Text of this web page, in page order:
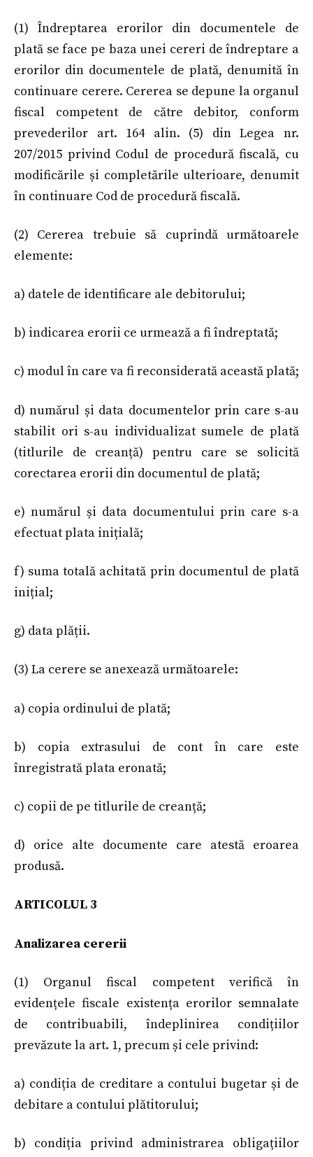
(1) Îndreptarea erorilor din documentele de
plată se face pe baza unei cereri de îndreptare a
erorilor din documentele de plată, denumită în
continuare cerere. Cererea se depune la organul
fiscal competent de către debitor, conform
prevederilor art. 164 alin. (5) din Legea nr.
207/2015 privind Codul de procedură fiscală, cu
modificările și completările ulterioare, denumit
în continuare Cod de procedură fiscală.
(2) Cererea trebuie să cuprindă următoarele
elemente:
a) datele de identificare ale debitorului;
b) indicarea erorii ce urmează a fi îndreptată;
c) modul în care va fi reconsiderată această plată;
d) numărul și data documentelor prin care s-au
stabilit ori s-au individualizat sumele de plată
(titlurile de creanță) pentru care se solicită
corectarea erorii din documentul de plată;
e) numărul și data documentului prin care s-a
efectuat plata inițială;
f) suma totală achitată prin documentul de plată
inițial;
g) data plății.
(3) La cerere se anexează următoarele:
a) copia ordinului de plată;
b) copia extrasului de cont în care este
înregistrată plata eronată;
c) copii de pe titlurile de creanță;
d) orice alte documente care atestă eroarea
produsă.
ARTICOLUL 3
Analizarea cererii
(1) Organul fiscal competent verifică în
evidențele fiscale existența erorilor semnalate
de contribuabili, îndeplinirea condițiilor
prevăzute la art. 1, precum și cele privind:
a) condiția de creditare a contului bugetar și de
debitare a contului plătitorului;
b) condiția privind administrarea obligațiilor